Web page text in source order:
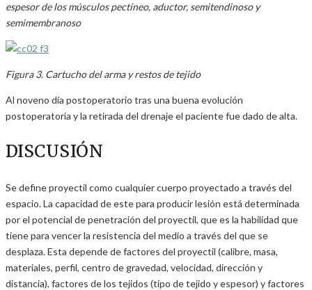
espesor de los músculos pectíneo, aductor, semitendinoso y
semimembranoso
Figura 3. Cartucho del arma y restos de tejido
Al noveno día postoperatorio tras una buena evolución
postoperatoria y la retirada del drenaje el paciente fue dado de alta.
DISCUSIÓN
Se define proyectil como cualquier cuerpo proyectado a través del
espacio. La capacidad de este para producir lesión está determinada
por el potencial de penetración del proyectil, que es la habilidad que
tiene para vencer la resistencia del medio a través del que se
desplaza. Esta depende de factores del proyectil (calibre, masa,
materiales, perfil, centro de gravedad, velocidad, dirección y
distancia), factores de los tejidos (tipo de tejido y espesor) y factores